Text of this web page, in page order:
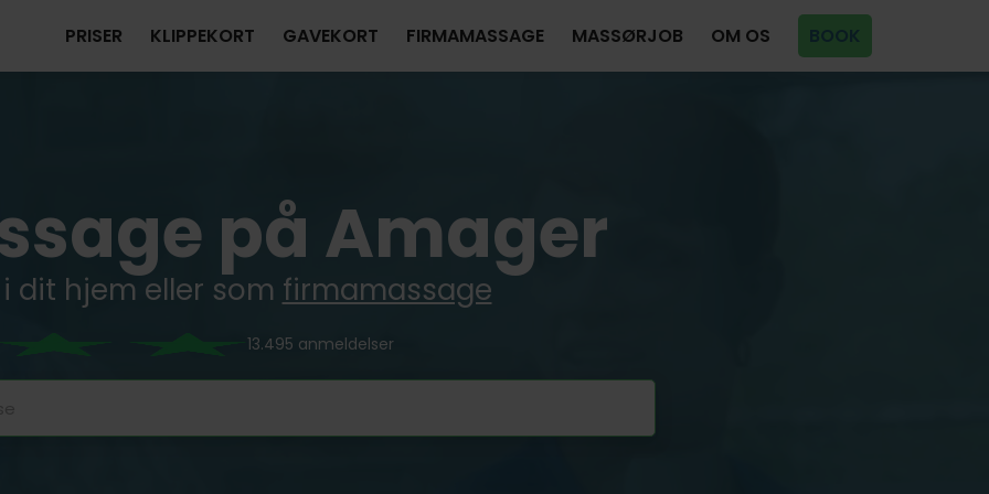
PRISER KLIPPEKORT GAVEKORT FIRMAMASSAGE MASSØRJOB OM OS BOOK
på Amager
i dit hjem eller som firmamassage
13.495 anmeldelser